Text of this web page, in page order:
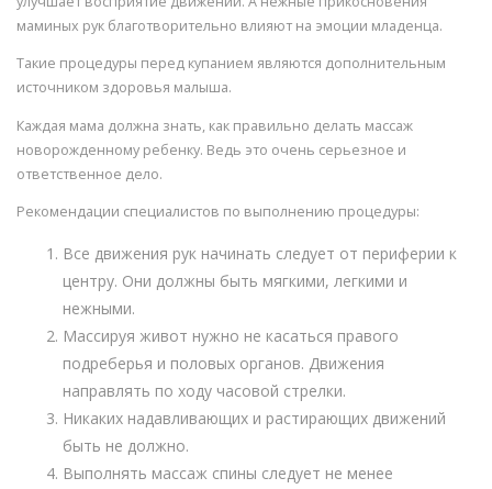
маминых рук благотворительно влияют на эмоции младенца.
Такие процедуры перед купанием являются дополнительным
источником здоровья малыша.
Каждая мама должна знать, как правильно делать массаж
новорожденному ребенку. Ведь это очень серьезное и
ответственное дело.
Рекомендации специалистов по выполнению процедуры:
Все движения рук начинать следует от периферии к
центру. Они должны быть мягкими, легкими и
нежными.
Массируя живот нужно не касаться правого
подреберья и половых органов. Движения
направлять по ходу часовой стрелки.
Никаких надавливающих и растирающих движений
быть не должно.
Выполнять массаж спины следует не менее